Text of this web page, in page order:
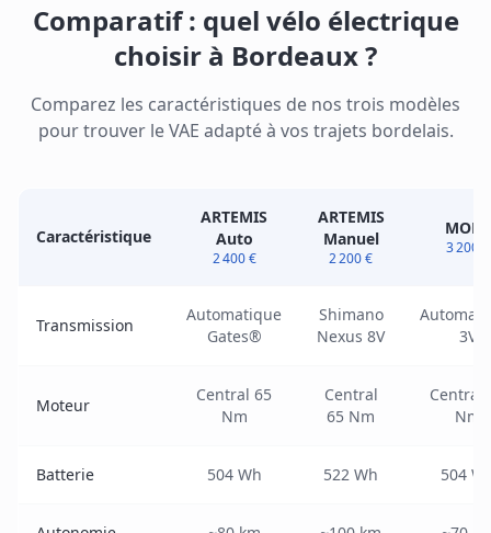
Comparatif : quel vélo électrique
choisir à Bordeaux ?
Comparez les caractéristiques de nos trois modèles
pour trouver le VAE adapté à vos trajets bordelais.
Caractéristique
ARTEMIS
Auto
2 400 €
ARTEMIS
Manuel
2 200 €
MOBY
3 200 €
Transmission
Automatique
Gates®
Shimano
Nexus 8V
3V
Moteur
Central 65
Nm
Central
65 Nm
Central
Nm
Batterie 504 Wh 522 Wh 504